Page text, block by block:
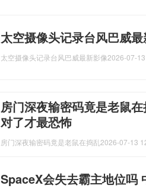
太空摄像头记录台风巴威
太空摄像头记录台风巴威最新影像2026-07-
房门深夜输密码竟是老鼠
对了才最恐怖
房门深夜输密码竟是老鼠在捣乱 2026-07-13
SpaceX会失去霸主地位吗